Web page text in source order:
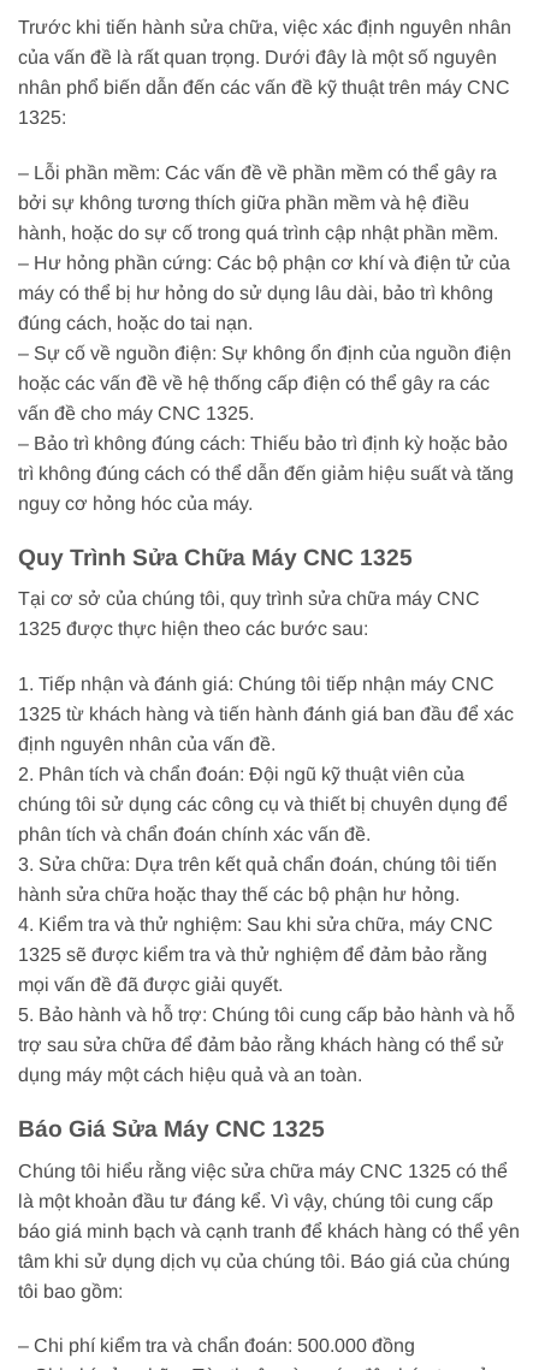
Trước khi tiến hành sửa chữa, việc xác định nguyên nhân
của vấn đề là rất quan trọng. Dưới đây là một số nguyên
nhân phổ biến dẫn đến các vấn đề kỹ thuật trên máy CNC
1325:
– Lỗi phần mềm: Các vấn đề về phần mềm có thể gây ra
bởi sự không tương thích giữa phần mềm và hệ điều
hành, hoặc do sự cố trong quá trình cập nhật phần mềm.
– Hư hỏng phần cứng: Các bộ phận cơ khí và điện tử của
máy có thể bị hư hỏng do sử dụng lâu dài, bảo trì không
đúng cách, hoặc do tai nạn.
– Sự cố về nguồn điện: Sự không ổn định của nguồn điện
hoặc các vấn đề về hệ thống cấp điện có thể gây ra các
vấn đề cho máy CNC 1325.
– Bảo trì không đúng cách: Thiếu bảo trì định kỳ hoặc bảo
trì không đúng cách có thể dẫn đến giảm hiệu suất và tăng
nguy cơ hỏng hóc của máy.
Quy Trình Sửa Chữa Máy CNC 1325
Tại cơ sở của chúng tôi, quy trình sửa chữa máy CNC
1325 được thực hiện theo các bước sau:
1. Tiếp nhận và đánh giá: Chúng tôi tiếp nhận máy CNC
1325 từ khách hàng và tiến hành đánh giá ban đầu để xác
định nguyên nhân của vấn đề.
2. Phân tích và chẩn đoán: Đội ngũ kỹ thuật viên của
chúng tôi sử dụng các công cụ và thiết bị chuyên dụng để
phân tích và chẩn đoán chính xác vấn đề.
3. Sửa chữa: Dựa trên kết quả chẩn đoán, chúng tôi tiến
hành sửa chữa hoặc thay thế các bộ phận hư hỏng.
4. Kiểm tra và thử nghiệm: Sau khi sửa chữa, máy CNC
1325 sẽ được kiểm tra và thử nghiệm để đảm bảo rằng
mọi vấn đề đã được giải quyết.
5. Bảo hành và hỗ trợ: Chúng tôi cung cấp bảo hành và hỗ
trợ sau sửa chữa để đảm bảo rằng khách hàng có thể sử
dụng máy một cách hiệu quả và an toàn.
Báo Giá Sửa Máy CNC 1325
Chúng tôi hiểu rằng việc sửa chữa máy CNC 1325 có thể
là một khoản đầu tư đáng kể. Vì vậy, chúng tôi cung cấp
báo giá minh bạch và cạnh tranh để khách hàng có thể yên
tâm khi sử dụng dịch vụ của chúng tôi. Báo giá của chúng
tôi bao gồm:
– Chi phí kiểm tra và chẩn đoán: 500.000 đồng